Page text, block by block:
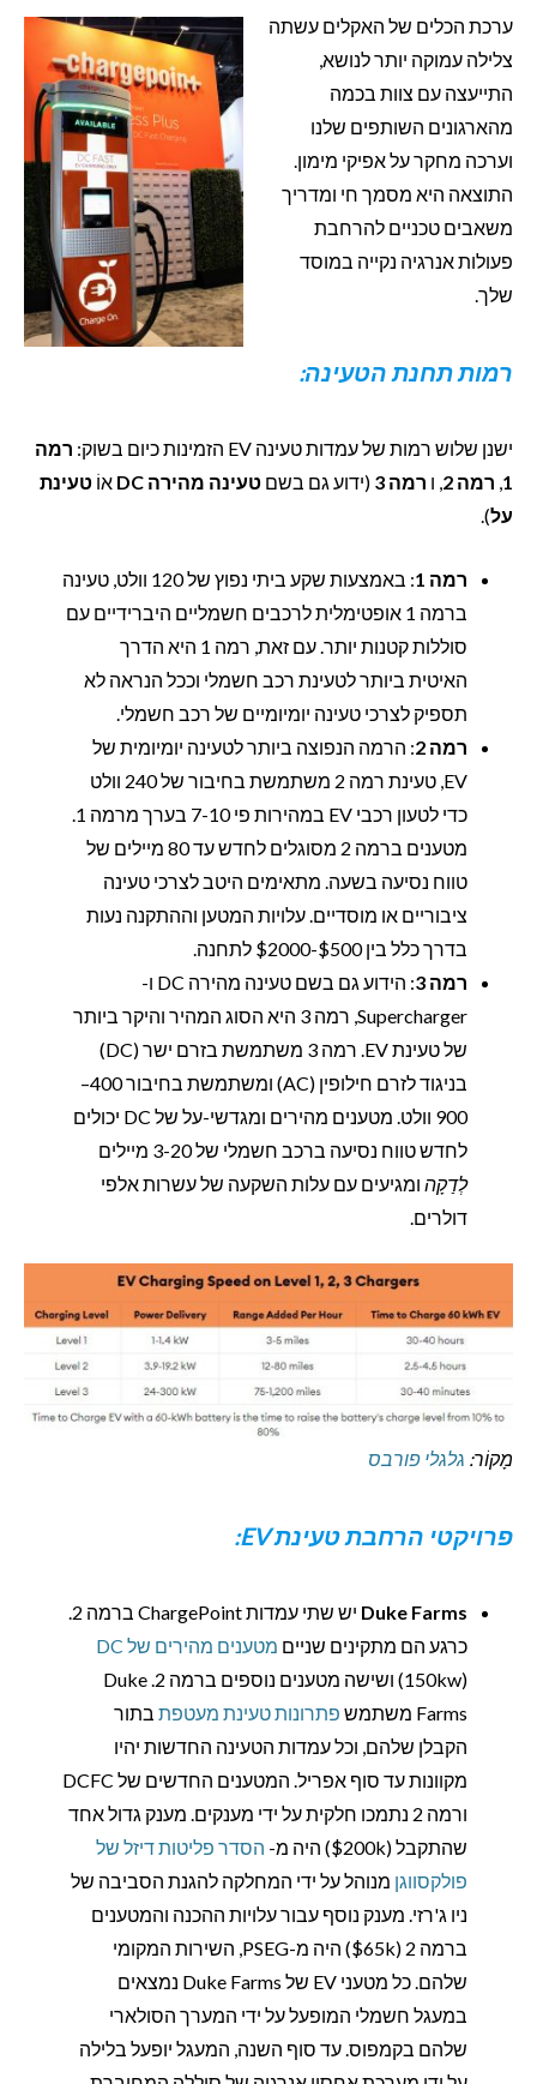
ערכת הכלים של האקלים עשתה
צלילה עמוקה יותר לנושא,
התייעצה עם צוות בכמה
מהארגונים השותפים שלנו
וערכה מחקר על אפיקי מימון.
התוצאה היא מסמך חי ומדריך
משאבים טכניים להרחבת
פעולות אנרגיה נקייה במוסד
שלך.
רמות תחנת הטעינה:
ישנן שלוש רמות של עמדות טעינה EV הזמינות כיום בשוק:
רמה
1
, רמה 2 , ו רמה 3 (ידוע גם בשם טעינה מהירה DC אוֹ טעינת
על).
רמה 1
: באמצעות שקע ביתי נפוץ של 120 וולט, טעינה
ברמה 1 אופטימלית לרכבים חשמליים היברידיים עם
סוללות קטנות יותר. עם זאת, רמה 1 היא הדרך
האיטית ביותר לטעינת רכב חשמלי וככל הנראה לא
תספיק לצרכי טעינה יומיומיים של רכב חשמלי.
רמה 2
: הרמה הנפוצה ביותר לטעינה יומיומית של
EV, טעינת רמה 2 משתמשת בחיבור של 240 וולט
כדי לטעון רכבי EV במהירות פי 7-10 בערך מרמה 1.
מטענים ברמה 2 מסוגלים לחדש עד 80 מיילים של
טווח נסיעה בשעה. מתאימים היטב לצרכי טעינה
ציבוריים או מוסדיים. עלויות המטען וההתקנה נעות
בדרך כלל בין $500-$2000 לתחנה.
רמה 3
: הידוע גם בשם טעינה מהירה DC ו-
Supercharger, רמה 3 היא הסוג המהיר והיקר ביותר
של טעינת EV. רמה 3 משתמשת בזרם ישר (DC)
בניגוד לזרם חילופין (AC) ומשתמשת בחיבור 400–
900 וולט. מטענים מהירים ומגדשי-על של DC יכולים
לחדש טווח נסיעה ברכב חשמלי של 3-20 מיילים
לְדַקָה ומגיעים עם עלות השקעה של עשרות אלפי
דולרים.
מָקוֹר: גלגלי פורבס
פרויקטי הרחבת טעינת EV:
Duke Farms
יש שתי עמדות ChargePoint ברמה 2.
כרגע הם מתקינים שניים מטענים מהירים של DC
(150kw) ושישה מטענים נוספים ברמה 2. Duke
Farms משתמש
פתרונות טעינת מעטפתבתור
הקבלן שלהם, וכל עמדות הטעינה החדשות יהיו
מקוונות עד סוף אפריל. המטענים החדשים של DCFC
ורמה 2 נתמכו חלקית על ידי מענקים. מענק גדול אחד
שהתקבל ($200k) היה מ-
הסדר פליטות דיזל של
פולקסווגן מנוהל על ידי המחלקה להגנת הסביבה של
ניו ג'רזי. מענק נוסף עבור עלויות ההכנה והמטענים
ברמה 2 ($65k) היה מ-PSEG, השירות המקומי
שלהם. כל מטעני EV של Duke Farms נמצאים
במעגל חשמלי המופעל על ידי המערך הסולארי
שלהם בקמפוס. עד סוף השנה, המעגל יופעל בלילה